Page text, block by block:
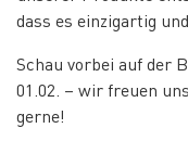
dass es einzigartig
Schau vorbei auf der
01.02. – wir freuen
gerne!